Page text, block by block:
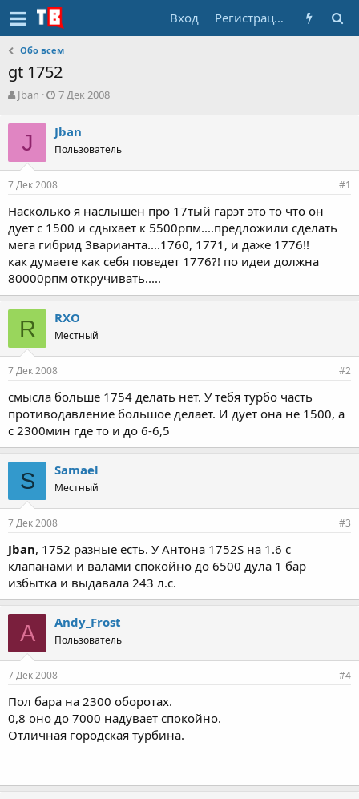
Вход Регистрация
Обо всем
gt 1752
А
т
р
т
е
м
ы
Jban
Д
а
н
л
а
7 Дек 2008
J Jban
Пользователь
7 Дек 2008 #1
Насколько я наслышен про 17тый гарэт это то что он
дует с 1500 и сдыхает к 5500рпм....предложили сделать
мега гибрид 3варианта....1760, 1771, и даже 1776!!
как думаете как себя поведет 1776?! по идеи должна
80000рпм откручивать.....
R RXO
Местный
7 Дек 2008 #2
смысла больше 1754 делать нет. У тебя турбо часть
противодавление большое делает. И дует она не 1500, а
с 2300мин где то и до 6-6,5
S Samael
Местный
7 Дек 2008 #3
Jban, 1752 разные есть. У Антона 1752S на 1.6 с
клапанами и валами спокойно до 6500 дула 1 бар
избытка и выдавала 243 л.с.
A Andy_Frost
Пользователь
7 Дек 2008 #4
Пол бара на 2300 оборотах.
0,8 оно до 7000 надувает спокойно.
Отличная городская турбина.